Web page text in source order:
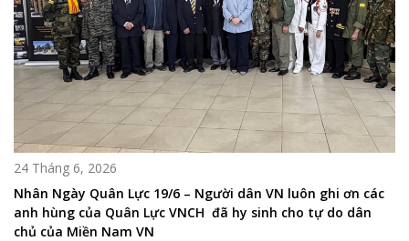
24 Tháng 6, 2026
Nhân Ngày Quân Lực 19/6 – Người dân VN luôn ghi ơn các
anh hùng của Quân Lực VNCH đã hy sinh cho tự do dân
chủ của Miền Nam VN